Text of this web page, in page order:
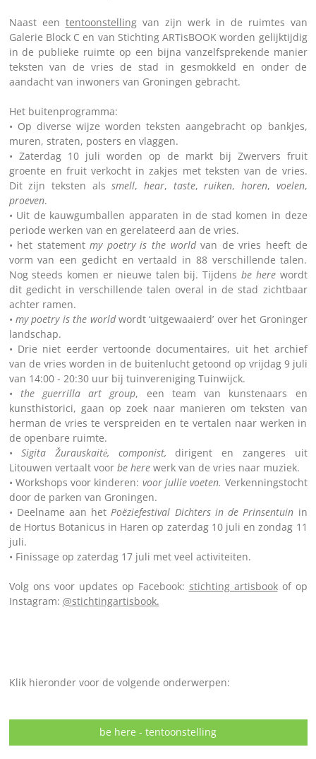
Naast een tentoonstellingvan zijn werk in de ruimtes van
Galerie Block C en van Stichting ARTisBOOK worden gelijktijdig
in de publieke ruimte op een bijna vanzelfsprekende manier
teksten van de vries de stad in gesmokkeld en onder de
aandacht van inwoners van Groningen gebracht.
Het buitenprogramma:
• Op diverse wijze worden teksten aangebracht op bankjes,
muren, straten, posters en vlaggen.
• Zaterdag 10 juli worden op de markt bij Zwervers fruit
groente en fruit verkocht in zakjes met teksten van de vries.
Dit zijn teksten alssmell, hear, taste,ruiken, horen, voelen,
proeven.
• Uit de kauwgumballen apparaten in de stad komen in deze
periode werken van en gerelateerd aan de vries.
• het statementmy poetry is the worldvan de vries heeft de
vorm van een gedicht en vertaald in 88 verschillende talen.
Nog steeds komen er nieuwe talen bij. Tijdens be herewordt
dit gedicht in verschillende talen overal in de stad zichtbaar
achter ramen.
• my poetry is the worldwordt ‘uitgewaaierd’ over het Groninger
landschap.
• Drie niet eerder vertoonde documentaires, uit het archief
van de vries worden in de buitenlucht getoond op vrijdag 9 juli
van 14:00 - 20:30 uur bij tuinvereniging Tuinwijck.
• the guerrilla art group, een team van kunstenaars en
kunsthistorici, gaan op zoek naar manieren om teksten van
herman de vries te verspreiden en te vertalen naar werken in
de openbare ruimte.
•Sigita Žurauskaitė, componist, dirigent en zangeres uit
Litouwen vertaalt voor be herewerk van de vries naar muziek.
• Workshops voor kinderen: voor jullie voeten. Verkenningstocht
door de parken van Groningen.
• Deelname aan het Poëziefestival Dichters in de Prinsentuin in
de Hortus Botanicus in Haren op zaterdag 10 juli en zondag 11
juli.
• Finissage op zaterdag 17 juli met veel activiteiten.
Volg ons voor updates op Facebook: stichting artisbookof op
Instagram: @stichtingartisbook.
Klik hieronder voor de volgende onderwerpen:
be here - tentoonstelling